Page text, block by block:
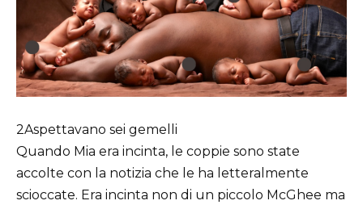
2Aspettavano sei gemelli
Quando Mia era incinta, le coppie sono state
accolte con la notizia che le ha letteralmente
scioccate. Era incinta non di un piccolo McGhee ma